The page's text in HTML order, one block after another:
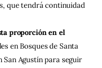
que tendrá continuidad
proporción en el
en Bosques de Santa
Agustín para seguir